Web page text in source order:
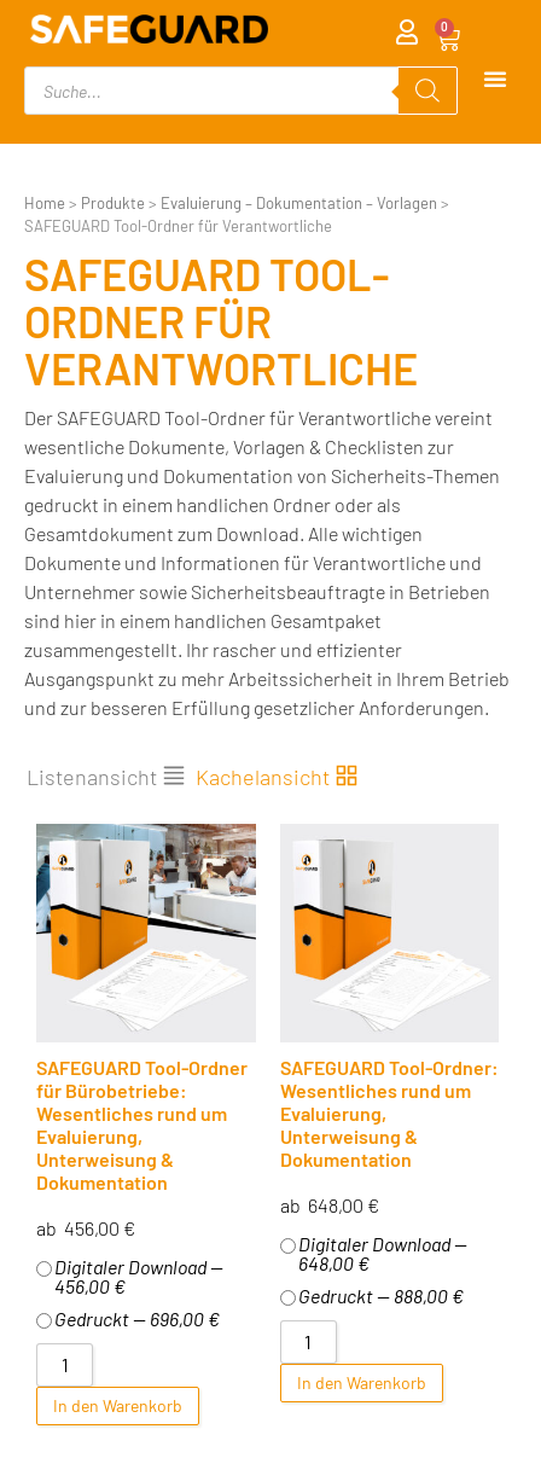
0
Home > Produkte > Evaluierung – Dokumentation – Vorlagen >
SAFEGUARD Tool-Ordner für Verantwortliche
SAFEGUARD TOOL-
ORDNER FÜR
VERANTWORTLICHE
Der SAFEGUARD Tool-Ordner für Verantwortliche vereint
wesentliche Dokumente, Vorlagen & Checklisten zur
Evaluierung und Dokumentation von Sicherheits-Themen
gedruckt in einem handlichen Ordner oder als
Gesamtdokument zum Download. Alle wichtigen
Dokumente und Informationen für Verantwortliche und
Unternehmer sowie Sicherheitsbeauftragte in Betrieben
sind hier in einem handlichen Gesamtpaket
zusammengestellt. Ihr rascher und effizienter
Ausgangspunkt zu mehr Arbeitssicherheit in Ihrem Betrieb
und zur besseren Erfüllung gesetzlicher Anforderungen.
Listenansicht Kachelansicht
SAFEGUARD Tool-Ordner
für Bürobetriebe:
Wesentliches rund um
Evaluierung,
Unterweisung &
Dokumentation
ab 456,00 €
Digitaler Download —
456,00 €
Gedruckt — 696,00 €
In den Warenkorb
SAFEGUARD Tool-Ordner:
Wesentliches rund um
Evaluierung,
Unterweisung &
Dokumentation
ab 648,00 €
Digitaler Download —
648,00 €
Gedruckt — 888,00 €
In den Warenkorb